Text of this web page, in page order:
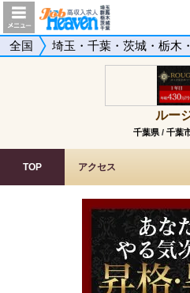
全国 埼玉・千葉・茨城・栃木
ルー
千葉県/ 千葉
TOP アクセス